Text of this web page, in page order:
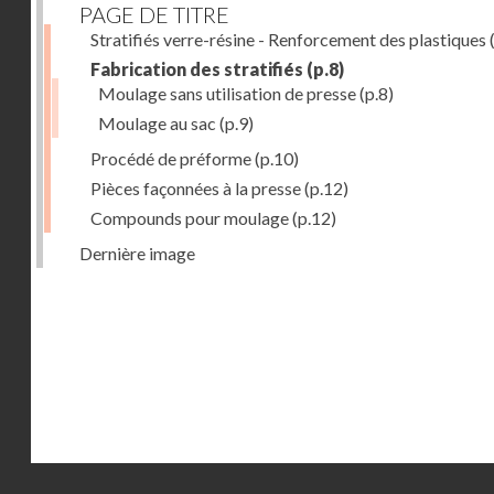
PAGE DE TITRE
Stratifiés verre-résine - Renforcement des plastiques
Fabrication des stratifiés (p.8)
Moulage sans utilisation de presse(p.8)
Moulage au sac (p.9)
Procédé de préforme(p.10)
Pièces façonnées à la presse(p.12)
Compounds pour moulage(p.12)
Dernière image